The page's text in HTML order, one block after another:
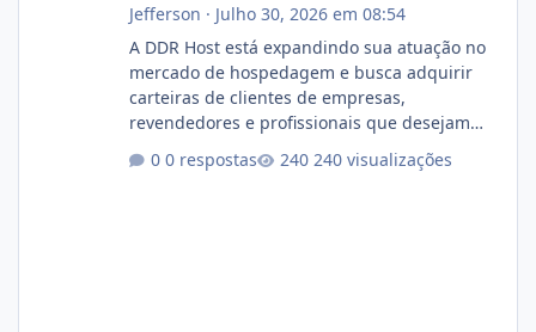
Jefferson · Julho 30, 2026 em 08:54
A DDR Host está expandindo sua atuação no
mercado de hospedagem e busca adquirir
carteiras de clientes de empresas,
revendedores e profissionais que desejam
encerrar suas atividades ou reduzir sua
operação. Se você possui clientes ativos de
0 respostas 240 visualizações